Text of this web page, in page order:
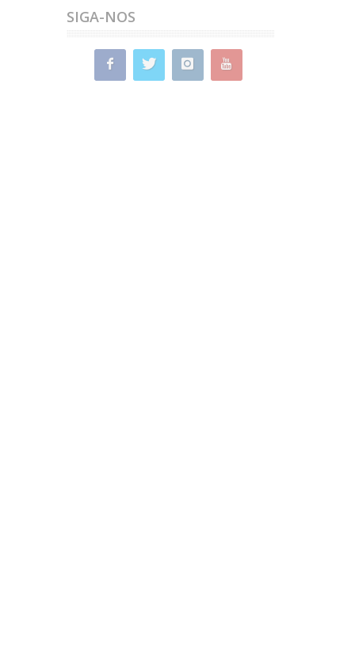
fever associated with cough.
She has slept on a goose feather
pillow for 20 years and has lived in
SIGA-NOS